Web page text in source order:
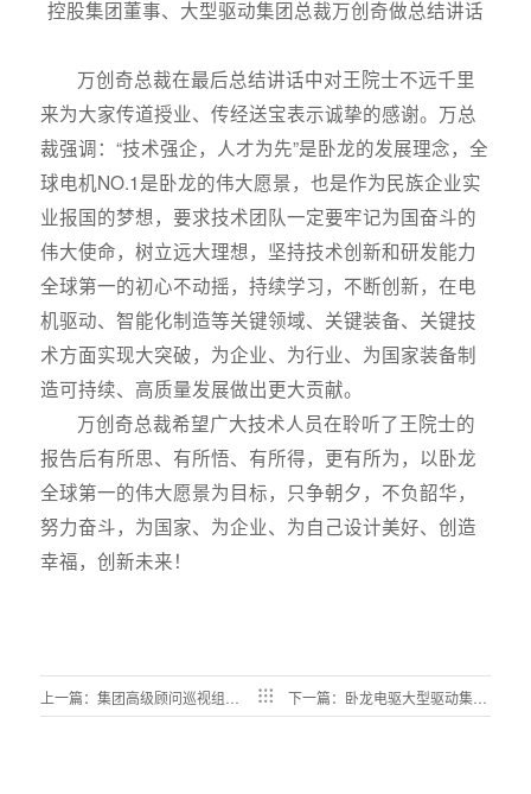
控股集团董事、大型驱动集团总裁万创奇做总结讲话
万创奇总裁在最后总结讲话中对王院士不远千里
来为大家传道授业、传经送宝表示诚挚的感谢。万总
裁强调：“技术强企，人才为先”是卧龙的发展理念，全
球电机NO.1是卧龙的伟大愿景，也是作为民族企业实
业报国的梦想，要求技术团队一定要牢记为国奋斗的
伟大使命，树立远大理想，坚持技术创新和研发能力
全球第一的初心不动摇，持续学习，不断创新，在电
机驱动、智能化制造等关键领域、关键装备、关键技
术方面实现大突破，为企业、为行业、为国家装备制
造可持续、高质量发展做出更大贡献。
万创奇总裁希望广大技术人员在聆听了王院士的
报告后有所思、有所悟、有所得，更有所为，以卧龙
全球第一的伟大愿景为目标，只争朝夕，不负韶华，
努力奋斗，为国家、为企业、为自己设计美好、创造
幸福，创新未来！
上一篇：集团高级顾问巡视组在 下一篇：卧龙电驱大型驱动集团